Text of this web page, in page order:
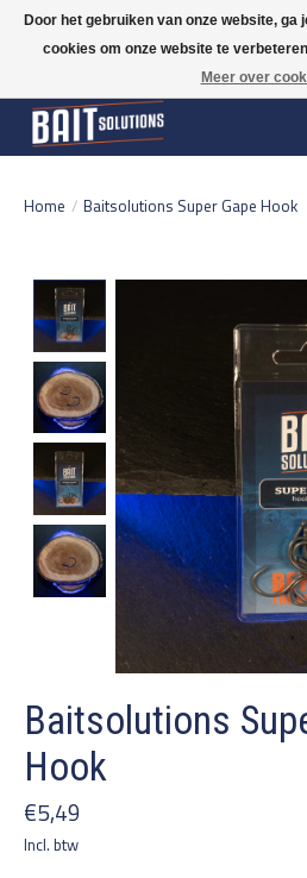
Gratis verzending vanaf 50 euro binnen NL | Op
verzonden | België vanaf 70 euro gratis verzonden
Home / Baitsolutions Super Gape Hook
Baitsolutions
Hook
€5,49
Incl. btw
Door het gebruiken van onze website,
cookies om onze website te
Meer over